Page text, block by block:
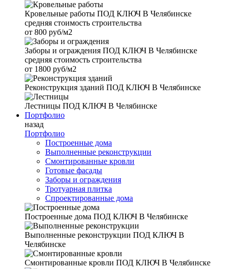
Кровельные работы ПОД КЛЮЧ В Челябинске
средняя стоимость строительства
от 800 руб/м2
Заборы и ограждения ПОД КЛЮЧ В Челябинске
средняя стоимость строительства
от 1800 руб/м2
Реконструкция зданий ПОД КЛЮЧ В Челябинске
Лестницы ПОД КЛЮЧ В Челябинске
Портфолио
назад
Портфолио
Построенные дома
Выполненные реконструкции
Смонтированные кровли
Готовые фасады
Заборы и ограждения
Тротуарная плитка
Спроектированные дома
Построенные дома ПОД КЛЮЧ В Челябинске
Выполненные реконструкции ПОД КЛЮЧ В
Челябинске
Смонтированные кровли ПОД КЛЮЧ В Челябинске